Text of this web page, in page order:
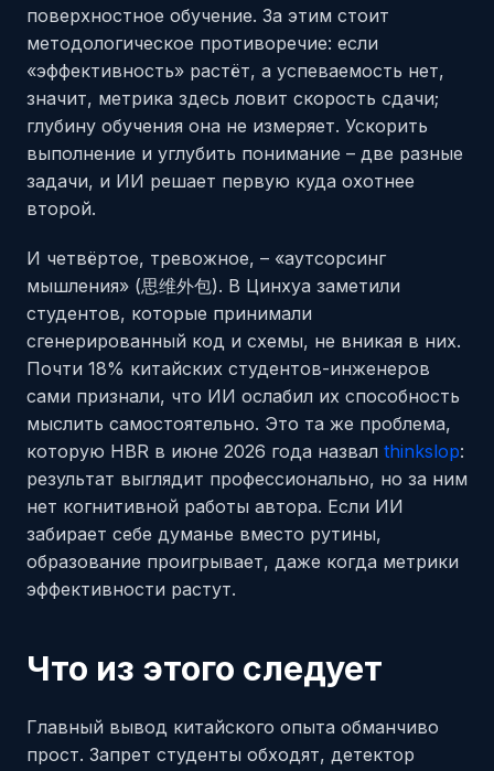
поверхностное обучение. За этим стоит
методологическое противоречие: если
«эффективность» растёт, а успеваемость нет,
значит, метрика здесь ловит скорость сдачи;
глубину обучения она не измеряет. Ускорить
выполнение и углубить понимание – две разные
задачи, и ИИ решает первую куда охотнее
второй.
И четвёртое, тревожное, – «аутсорсинг
мышления» (思维外包). В Цинхуа заметили
студентов, которые принимали
сгенерированный код и схемы, не вникая в них.
Почти 18% китайских студентов-инженеров
сами признали, что ИИ ослабил их способность
мыслить самостоятельно. Это та же проблема,
которую HBR в июне 2026 года назвал thinkslop:
результат выглядит профессионально, но за ним
нет когнитивной работы автора. Если ИИ
забирает себе думанье вместо рутины,
образование проигрывает, даже когда метрики
эффективности растут.
Что из этого следует
Главный вывод китайского опыта обманчиво
прост. Запрет студенты обходят, детектор